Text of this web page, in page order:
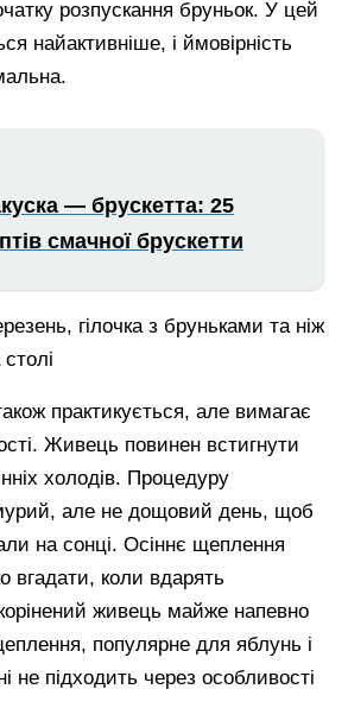
розпускання бруньок. У цей
найактивніше, і ймовірність
— брускетта: 25
смачної брускетти
практикується, але вимагає
Живець повинен встигнути
холодів. Процедуру
але не дощовий день, щоб
на сонці. Осіннє щеплення
вгадати, коли вдарять
живець майже напевно
популярне для яблунь і
не підходить через особливості